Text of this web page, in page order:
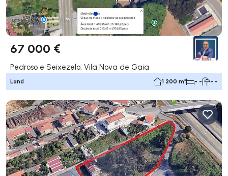
67 000 €
Pedroso e Seixezelo, Vila Nova de Gaia
Land 1 200 m² - - - -